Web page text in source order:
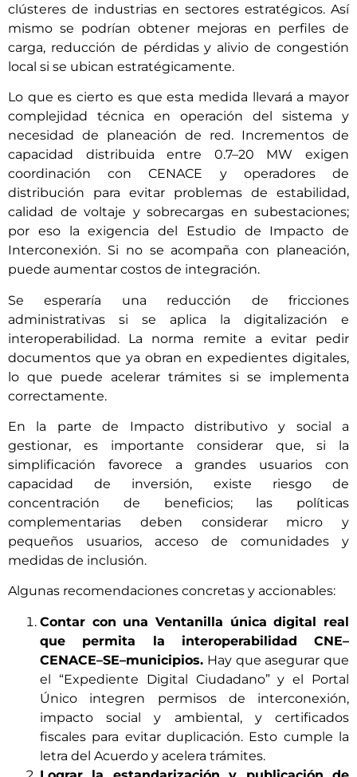
clústeres de industrias en sectores estratégicos. Así
mismo se podrían obtener mejoras en perfiles de
carga, reducción de pérdidas y alivio de congestión
local si se ubican estratégicamente.
Lo que es cierto es que esta medida llevará a mayor
complejidad técnica en operación del sistema y
necesidad de planeación de red. Incrementos de
capacidad distribuida entre 0.7–20 MW exigen
coordinación con CENACE y operadores de
distribución para evitar problemas de estabilidad,
calidad de voltaje y sobrecargas en subestaciones;
por eso la exigencia del Estudio de Impacto de
Interconexión. Si no se acompaña con planeación,
puede aumentar costos de integración.
Se esperaría una reducción de fricciones
administrativas si se aplica la digitalización e
interoperabilidad. La norma remite a evitar pedir
documentos que ya obran en expedientes digitales,
lo que puede acelerar trámites si se implementa
correctamente.
En la parte de Impacto distributivo y social a
gestionar, es importante considerar que, si la
simplificación favorece a grandes usuarios con
capacidad de inversión, existe riesgo de
concentración de beneficios; las políticas
complementarias deben considerar micro y
pequeños usuarios, acceso de comunidades y
medidas de inclusión.
Algunas recomendaciones concretas y accionables:
Contar con una Ventanilla única digital real
que permita la interoperabilidad CNE–
CENACE–SE–municipios. Hay que asegurar que
el “Expediente Digital Ciudadano” y el Portal
Único integren permisos de interconexión,
impacto social y ambiental, y certificados
fiscales para evitar duplicación. Esto cumple la
letra del Acuerdo y acelera trámites.